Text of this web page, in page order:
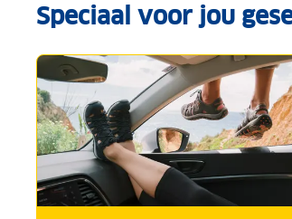
Speciaal voor jou